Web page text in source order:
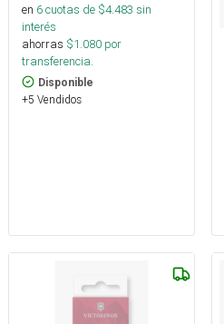
en 6cuotas de $4.483 sin
interés
ahorras $1.080 por
transferencia.
Disponible
+5 Vendidos